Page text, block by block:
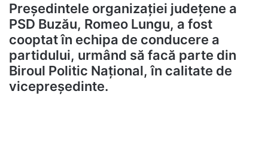
Președintele organizației județene a
PSD Buzău, Romeo Lungu, a fost
cooptat în echipa de conducere a
partidului, urmând să facă parte din
Biroul Politic Național, în calitate de
vicepreședinte.